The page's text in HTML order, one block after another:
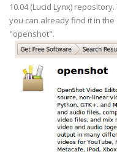
10.04 (Lucid Lynx)
you can already find it in
"openshot".